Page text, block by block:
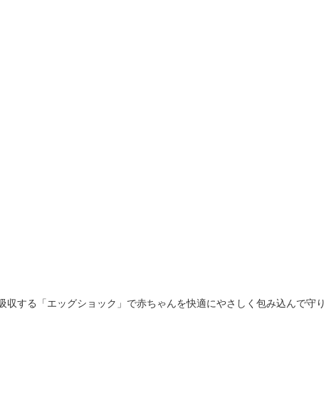
する「エッグショック」で赤ちゃんを快適にやさしく包み込んで守り